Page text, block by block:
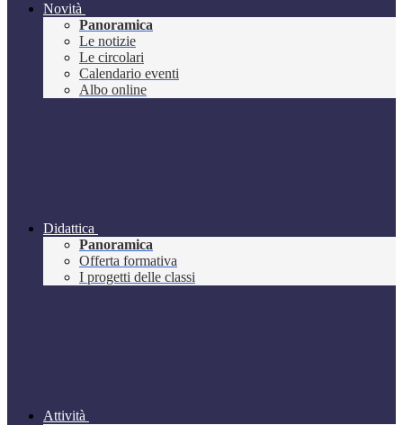
Novità
Panoramica
Le notizie
Le circolari
Calendario eventi
Albo online
Didattica
Panoramica
Offerta formativa
I progetti delle classi
Attività